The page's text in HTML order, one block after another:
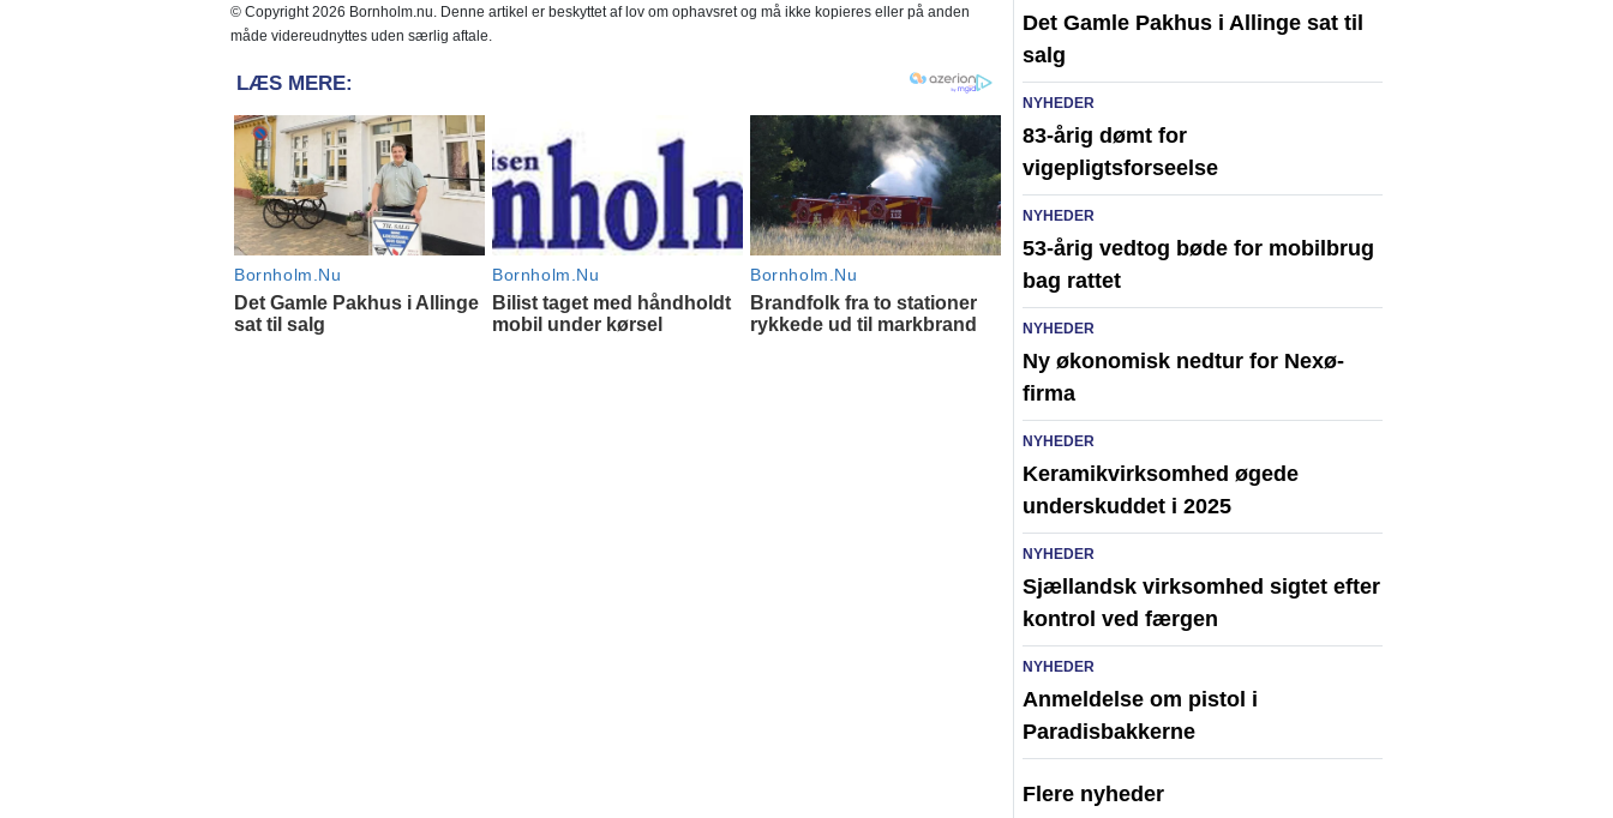
© Copyright 2026 Bornholm.nu. Denne artikel er beskyttet af lov om ophavsret og må ikke kopieres eller på anden
måde videreudnyttes uden særlig aftale.
Det Gamle Pakhus i Allinge sat til
salg
NYHEDER
83-årig dømt for
vigepligtsforseelse
NYHEDER
53-årig vedtog bøde for mobilbrug
bag rattet
NYHEDER
Ny økonomisk nedtur for Nexø-
firma
NYHEDER
Keramikvirksomhed øgede
underskuddet i 2025
NYHEDER
Sjællandsk virksomhed sigtet efter
kontrol ved færgen
NYHEDER
Anmeldelse om pistol i
Paradisbakkerne
Flere nyheder